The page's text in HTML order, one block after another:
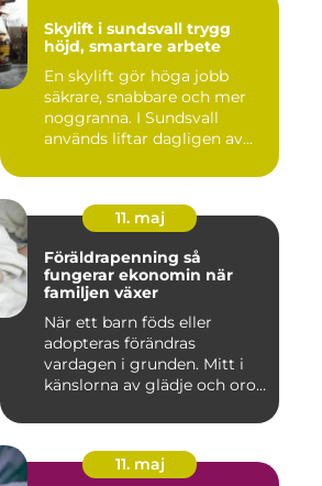
Skylift i sundsvall trygg
höjd, smartare arbete
En skylift gör höga jobb
säkrare, snabbare och mer
noggranna. I Sundsvall
används liftar dagligen av...
11. maj
Föräldrapenning så
fungerar ekonomin när
familjen växer
När ett barn föds eller
adopteras förändras
vardagen i grunden. Mitt i
känslorna av glädje och oro
11. maj